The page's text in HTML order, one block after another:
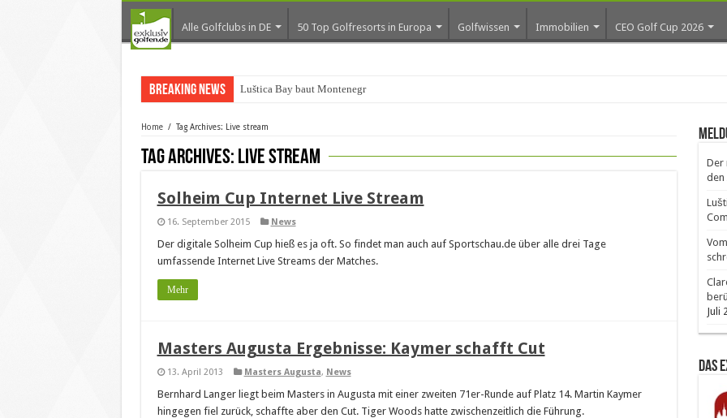
Alle Golfclubs in DE 50 Top Golfresorts in Europa Golfwissen Immobilien CEO Golf Cup 2026
Breaking News Luštica Bay baut Montenegros erste Golf
Home / Tag Archives: Live stream
Tag Archives: Live stream
Solheim Cup Internet Live Stream
16. September 2015 News
Der digitale Solheim Cup hieß es ja oft. So findet man auch auf Sportschau.de über alle drei Tage
umfassende Internet Live Streams der Matches.
Mehr
Masters Augusta Ergebnisse: Kaymer schafft Cut
13. April 2013 Masters Augusta, News
Bernhard Langer liegt beim Masters in Augusta mit einer zweiten 71er-Runde auf Platz 14. Martin Kaymer
hingegen fiel zurück, schaffte aber den Cut. Tiger Woods hatte zwischenzeitlich die Führung.
Der
den
Juli
Das